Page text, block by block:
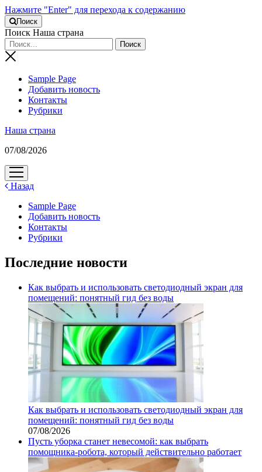
Нажмите "Enter" для перехода к содержанию
Поиск
Поиск Наша страна
Sample Page
Добавить новость
Контакты
Рубрики
Наша страна
07/08/2026
открыть
меню
Назад
Sample Page
Добавить новость
Контакты
Рубрики
Последние новости
Как выбрать и использовать светодиодный экран для
помещений: понятный гид без воды
Как выбрать и использовать светодиодный экран для
помещений: понятный гид без воды
07/08/2026
Пусть уборка станет невесомой: как выбрать
помощника‑робота, который действительно работает